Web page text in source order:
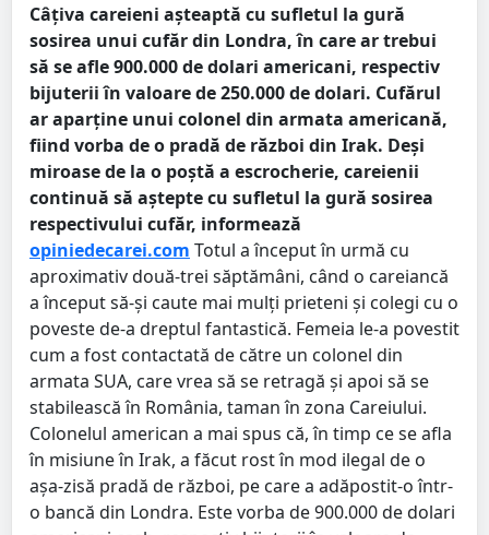
Câțiva careieni așteaptă cu sufletul la gură
sosirea unui cufăr din Londra, în care ar trebui
să se afle 900.000 de dolari americani, respectiv
bijuterii în valoare de 250.000 de dolari. Cufărul
ar aparține unui colonel din armata americană,
fiind vorba de o pradă de război din Irak. Deși
miroase de la o poștă a escrocherie, careienii
continuă să aștepte cu sufletul la gură sosirea
respectivului cufăr, informează
opiniedecarei.com Totul a început în urmă cu
aproximativ două-trei săptămâni, când o careiancă
a început să-și caute mai mulți prieteni și colegi cu o
poveste de-a dreptul fantastică. Femeia le-a povestit
cum a fost contactată de către un colonel din
armata SUA, care vrea să se retragă și apoi să se
stabilească în România, taman în zona Careiului.
Colonelul american a mai spus că, în timp ce se afla
în misiune în Irak, a făcut rost în mod ilegal de o
așa-zisă pradă de război, pe care a adăpostit-o într-
o bancă din Londra. Este vorba de 900.000 de dolari